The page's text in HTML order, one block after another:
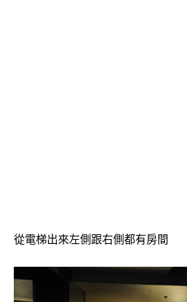
從電梯出來左側跟右側都有房間